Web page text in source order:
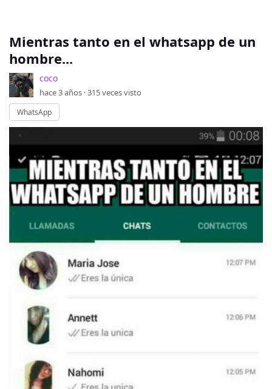
Mientras tanto en el whatsapp de un
hombre...
coco
hace 3 años ·315veces visto
WhatsApp